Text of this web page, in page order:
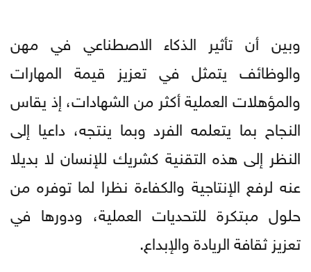
وبين أن تأثير الذكاء الاصطناعي في مهن
والوظائف يتمثل في تعزيز قيمة المهارات
والمؤهلات العملية أكثر من الشهادات، إذ يقاس
النجاح بما يتعلمه الفرد وبما ينتجه، داعيا إلى
النظر إلى هذه التقنية كشريك للإنسان لا بديلا
عنه لرفع الإنتاجية والكفاءة نظرا لما توفره من
حلول مبتكرة للتحديات العملية، ودورها في
تعزيز ثقافة الريادة والإبداع.